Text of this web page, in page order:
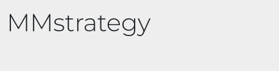
MMstrategy